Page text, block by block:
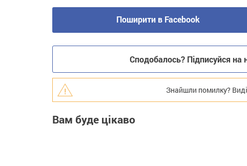
Поширити в Facebook
Сподобалось? Підписуйся на
Знайшли помилку?
Вам буде цікаво